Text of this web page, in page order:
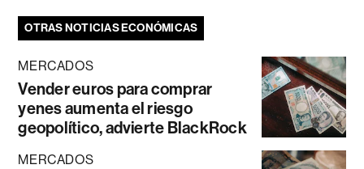
OTRAS NOTICIAS ECONÓMICAS
MERCADOS
Vender euros para comprar
yenes aumenta el riesgo
geopolítico, advierte BlackRock
MERCADOS